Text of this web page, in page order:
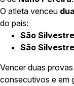
O atleta venceu
do país:
São
São
Vencer duas
consecutivos e em